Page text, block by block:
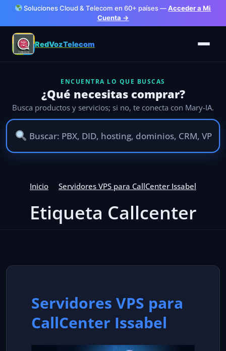
Soluciones Cloud & Telecom en 60+ países —Acceder a Mi
Cuenta →
RedVozTelecom
ENCUENTRA LO QUE BUSCAS
¿Qué necesitas comprar?
Busca productos y servicios; si no, te conecta con Mary-IA.
Inicio Servidores VPS para CallCenter Issabel
Etiqueta Callcenter
Servidores VPS para
CallCenter Issabel